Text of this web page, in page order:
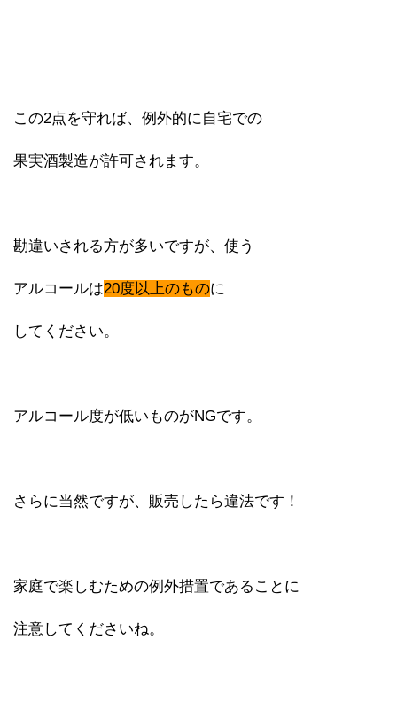
この2点を守れば、例外的に自宅での
果実酒製造が許可されます。
勘違いされる方が多いですが、使う
アルコールは20度以上のものに
してください。
アルコール度が低いものがNGです。
さらに当然ですが、販売したら違法です！
家庭で楽しむための例外措置であることに
注意してくださいね。